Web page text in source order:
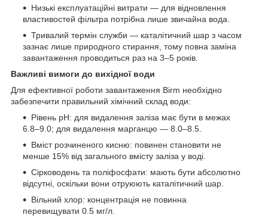
Низькі експлуатаційні витрати — для відновлення
властивостей фільтра потрібна лише звичайна вода.
Тривалий термін служби — каталітичний шар з часом
зазнає лише природного стирання, тому повна заміна
завантаження проводиться раз на 3–5 років.
Важливі вимоги до вихідної води
Для ефективної роботи завантаження Birm необхідно
забезпечити правильний хімічний склад води:
Рівень pH: для видалення заліза має бути в межах
6.8–9.0; для видалення марганцю — 8.0–8.5.
Вміст розчиненого кисню: повинен становити не
менше 15% від загального вмісту заліза у воді.
Сірководень та поліфосфати: мають бути абсолютно
відсутні, оскільки вони отруюють каталітичний шар.
Вільний хлор: концентрація не повинна
перевищувати 0.5 мг/л.